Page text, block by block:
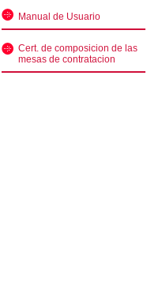
Manual de Usuario
Cert. de composicion de las
mesas de contratacion